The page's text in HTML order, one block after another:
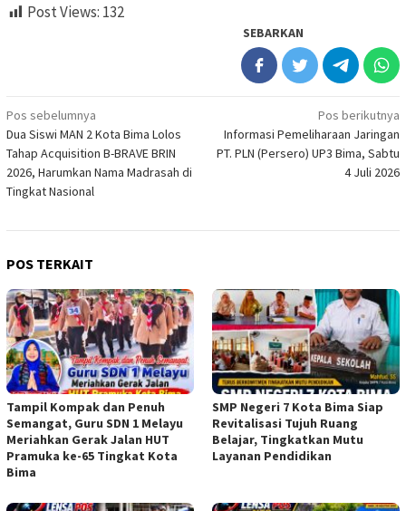
Post Views: 132
SEBARKAN
Navigasi
pos
Pos sebelumnya
Dua Siswi MAN 2 Kota Bima Lolos
Tahap Acquisition B-BRAVE BRIN
2026, Harumkan Nama Madrasah di
Tingkat Nasional
Pos berikutnya
Informasi Pemeliharaan Jaringan
PT. PLN (Persero) UP3 Bima, Sabtu
4 Juli 2026
POS TERKAIT
Tampil Kompak dan Penuh
Semangat, Guru SDN 1 Melayu
Meriahkan Gerak Jalan HUT
Pramuka ke-65 Tingkat Kota
Bima
SMP Negeri 7 Kota Bima Siap
Revitalisasi Tujuh Ruang
Belajar, Tingkatkan Mutu
Layanan Pendidikan